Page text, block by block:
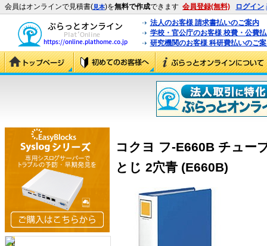
会員はオンラインで見積書(見本)を無料で作成できます 会員登録(無料) ログイン
法人のお客様 請求書払いのご案内
学校・官公庁のお客様 校費・公費
研究機関のお客様 科研費払いのご
コクヨ フ-E660B チュー
とじ 2穴青 (E660B)